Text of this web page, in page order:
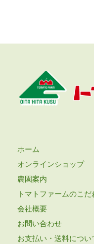
ホーム
オンラインショップ
農園案内
トマトファームのこだ
会社概要
お問い合わせ
お支払い・送料につい